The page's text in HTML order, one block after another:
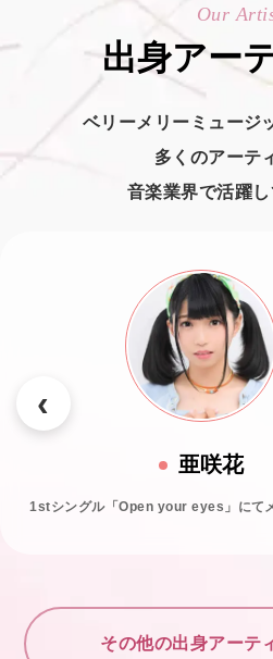
Our
出身アー
ベリーメリーミュージ
多くのアーテ
音楽業界で活躍し
亜咲花
1stシングル「Open your eyes」にて
その他の出身アーテ